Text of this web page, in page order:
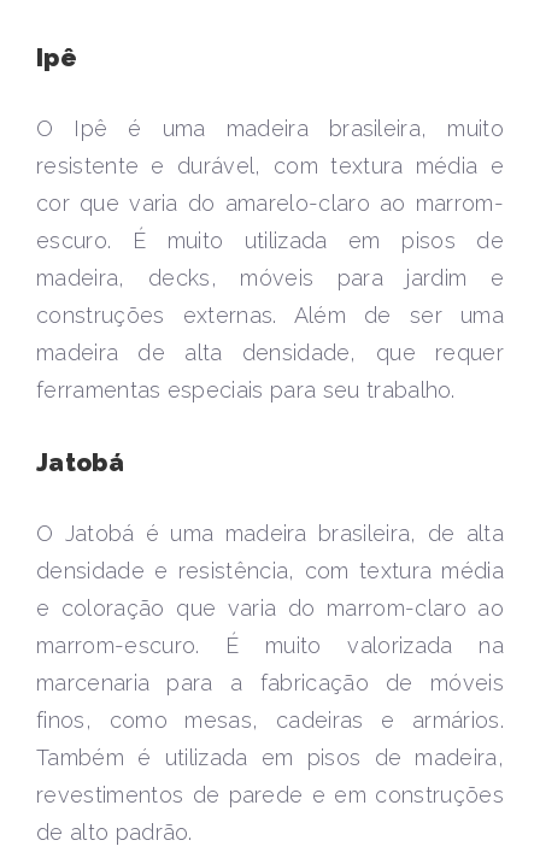
Ipê
O Ipê é uma madeira brasileira, muito
resistente e durável, com textura média e
cor que varia do amarelo-claro ao marrom-
escuro. É muito utilizada em pisos de
madeira, decks, móveis para jardim e
construções externas. Além de ser uma
madeira de alta densidade, que requer
ferramentas especiais para seu trabalho.
Jatobá
O Jatobá é uma madeira brasileira, de alta
densidade e resistência, com textura média
e coloração que varia do marrom-claro ao
marrom-escuro. É muito valorizada na
marcenaria para a fabricação de móveis
finos, como mesas, cadeiras e armários.
Também é utilizada em pisos de madeira,
revestimentos de parede e em construções
de alto padrão.